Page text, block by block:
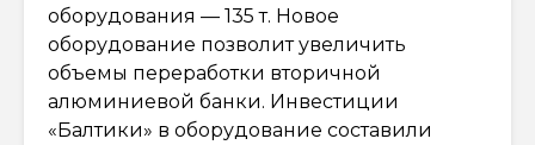
оборудования — 135 т. Новое
оборудование позволит увеличить
объемы переработки вторичной
алюминиевой банки. Инвестиции
«Балтики» в оборудование составили